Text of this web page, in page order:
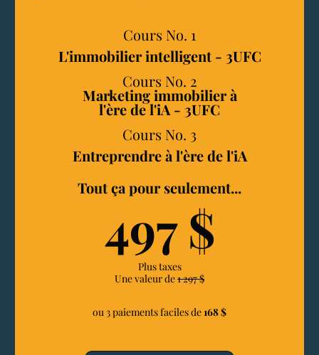
Cours No. 1
L'immobilier intelligent - 3UFC
Cours No. 2
Marketing immobilier à
l'ère de l'iA - 3UFC
Cours No. 3
Entreprendre à l'ère de l'iA
Tout ça pour seulement...
497 $
Plus taxes
Une valeur de1 297 $
ou 3 paiements faciles de168 $